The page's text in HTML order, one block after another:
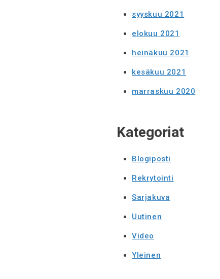
syyskuu 2021
elokuu 2021
heinäkuu 2021
kesäkuu 2021
marraskuu 2020
Kategoriat
Blogiposti
Rekrytointi
Sarjakuva
Uutinen
Video
Yleinen